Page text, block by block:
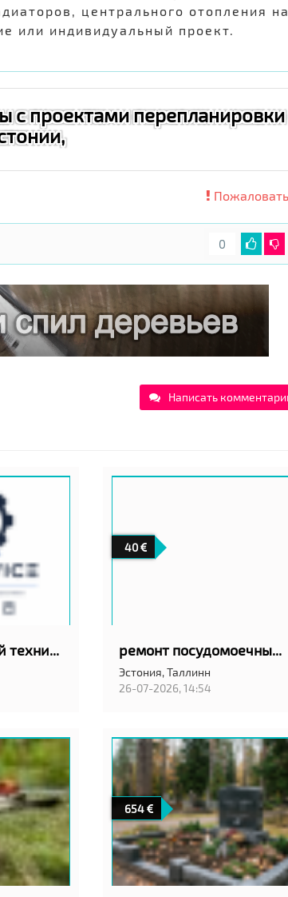
центрального отопления
или индивидуальный проект.
с проектами перепланировки
0
Написать
ремонт бытовой техники
40
ремонт посудомоечных машин на дому с гарантией качество!
Эстония,Таллинн
26-07-2026, 14:54
654